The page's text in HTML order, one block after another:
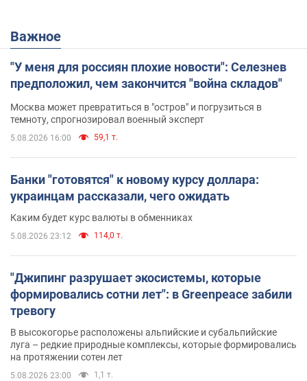
Важное
"У меня для россиян плохие новости": Селезнев
предположил, чем закончится "война складов"
Москва может превратиться в "остров" и погрузиться в
темноту, спрогнозировал военный эксперт
5.08.2026 16:00 59,1 т.
Банки "готовятся" к новому курсу доллара:
украинцам рассказали, чего ожидать
Каким будет курс валюты в обменниках
5.08.2026 23:12 114,0 т.
"Джипинг разрушает экосистемы, которые
формировались сотни лет": в Greenpeace забили
тревогу
В высокогорье расположены альпийские и субальпийские
луга – редкие природные комплексы, которые формировались
на протяжении сотен лет
5.08.2026 23:00 1,1 т.